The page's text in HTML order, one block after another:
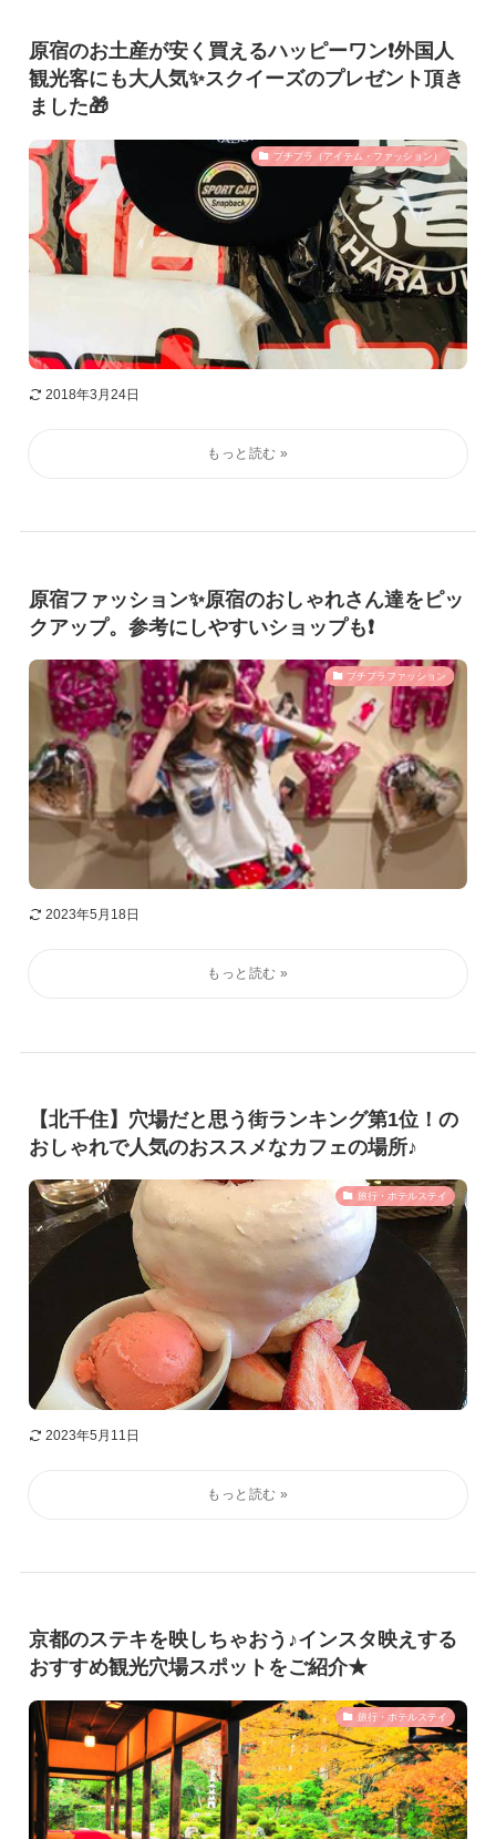
原宿のお土産が安く買えるハッピーワン❗️外国人
観光客にも大人気✨スクイーズのプレゼント頂き
ました🎁
プチプラ（アイテム・ファッション）
2018年3月24日
原宿ファッション✨原宿のおしゃれさん達をピッ
クアップ。参考にしやすいショップも❗️
プチプラファッション
2023年5月18日
【北千住】穴場だと思う街ランキング第1位！の
おしゃれで人気のおススメなカフェの場所♪
旅行・ホテルステイ
2023年5月11日
京都のステキを映しちゃおう♪インスタ映えする
おすすめ観光穴場スポットをご紹介★
旅行・ホテルステイ